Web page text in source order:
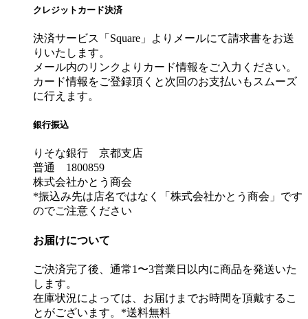
クレジットカード決済
決済サービス「Square」よりメールにて請求書をお送
りいたします。
メール内のリンクよりカード情報をご入力ください。
カード情報をご登録頂くと次回のお支払いもスムーズ
に行えます。
銀行振込
りそな銀行 京都支店
普通 1800859
株式会社かとう商会
*振込み先は店名ではなく「株式会社かとう商会」です
のでご注意ください
お届けについて
ご決済完了後、通常1〜3営業日以内に商品を発送いた
します。
在庫状況によっては、お届けまでお時間を頂戴するこ
とがございます。*送料無料